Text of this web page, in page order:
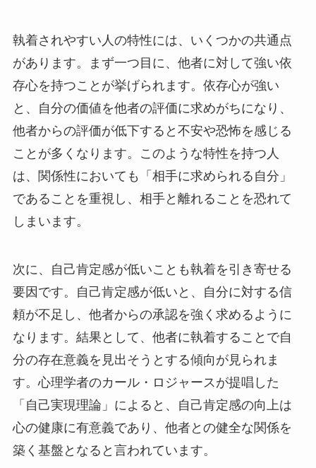
執着されやすい人の特性には、いくつかの共通点
があります。まず一つ目に、他者に対して強い依
存心を持つことが挙げられます。依存心が強い
と、自分の価値を他者の評価に求めがちになり、
他者からの評価が低下すると不安や恐怖を感じる
ことが多くなります。このような特性を持つ人
は、関係性においても「相手に求められる自分」
であることを重視し、相手と離れることを恐れて
しまいます。
次に、自己肯定感が低いことも執着を引き寄せる
要因です。自己肯定感が低いと、自分に対する信
頼が不足し、他者からの承認を強く求めるように
なります。結果として、他者に執着することで自
分の存在意義を見出そうとする傾向が見られま
す。心理学者のカール・ロジャースが提唱した
「自己実現理論」によると、自己肯定感の向上は
心の健康に有意義であり、他者との健全な関係を
築く基盤となると言われています。